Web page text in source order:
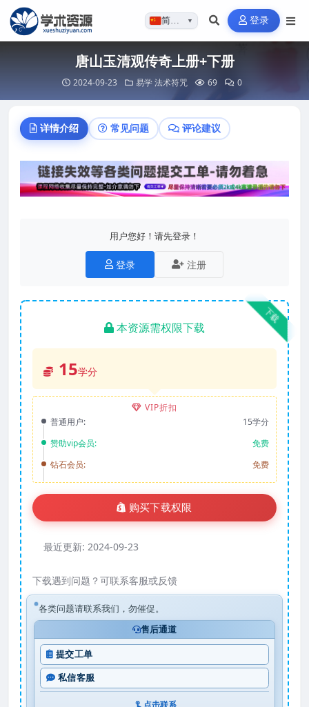
简体…▼ 登录
唐山玉清观传奇上册+下册
2024-09-23 易学 法术符咒 69 0
详情介绍 常见问题 评论建议
用户您好！请先登录！
登录 注册
下载
本资源需权限下载
15学分
VIP折扣
普通用户:
15学分
赞助vip会员:
免费
钻石会员:
免费
购买下载权限
最近更新: 2024-09-23
下载遇到问题？可联系客服或反馈
各类问题请联系我们，勿催促。
售后通道
提交工单
私信客服